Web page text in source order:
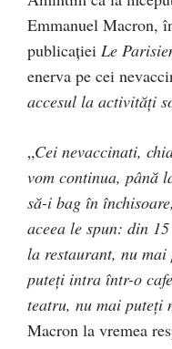
Emmanuel Macron,
publicației Le
enerva pe cei
accesul la activități
„Cei nevaccinati,
vom continua, până
să-i bag în
aceea le spun: din
la restaurant, nu
puteți intra într-o
teatru, nu mai puteți
Macron la vremea